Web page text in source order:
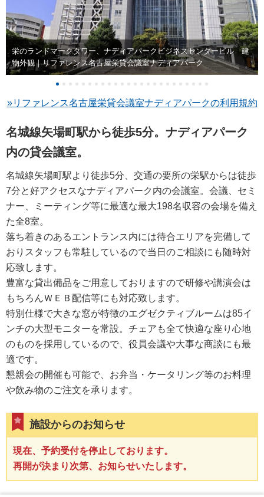
栄のランドマークタワー、ナディアパークビジネスセンタービル 建
物外観｜リファレンス名古屋栄貸会議室ナディアパーク
»リファレンス名古屋栄貸会議室ナディアパークの利用規約
名城線矢場町駅から徒歩5分。ナディアパーク
内の貸会議室。
名城線矢場町駅より徒歩5分、交通の要所の栄駅からは徒歩
7分と好アクセスなナディアパーク内の会議室。会議、セミ
ナー、ミーティング等に最適な最大198名収容の会場を備え
た全8室。
落ち着きのあるエントランス内には待合エリアを完備して
おりスタッフも常駐しているので当日のご相談にも随時対
応致します。
豊富な貸出備品をご用意しておりますので研修や講演会は
もちろんＷＥＢ配信等にも対応致します。
特別仕様で大きな窓が特徴のエグゼクティブルームは85イ
ンチの大型モニターを常設。チェアも全て快適な座り心地
のものを採用しているので、役員会議や大事な商談にも最
適です。
懇親会の開催も可能で、お弁当・ケータリング等のお料理
や飲み物のご注文を承ります。
施設からのお知らせ
現在、予約受付を停止しております。
再開が決まり次第、お知らせいたします。